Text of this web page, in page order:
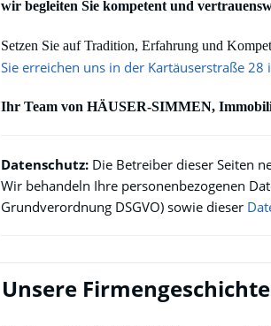
wir begleiten Sie kompetent und
Setzen Sie auf Tradition, Erfahrung und
Sie erreichen uns in der Kartäuserstraße
Ihr Team von HÄUSER-SIMMEN,
Datenschutz: Die Betreiber dieser Seiten
Wir behandeln Ihre personenbezogenen
Grundverordnung DSGVO) sowie dieser
Unsere